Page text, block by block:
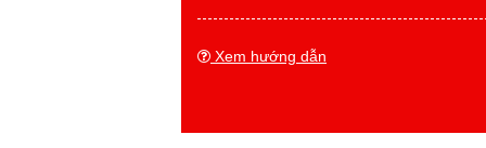
Xem hướng dẫn